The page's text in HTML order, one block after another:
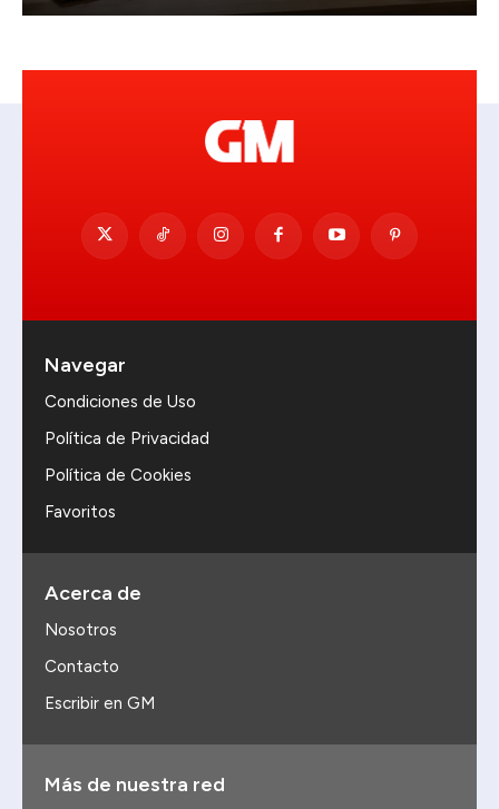
Navegar
Condiciones de Uso
Política de Privacidad
Política de Cookies
Favoritos
Acerca de
Nosotros
Contacto
Escribir en GM
Más de nuestra red